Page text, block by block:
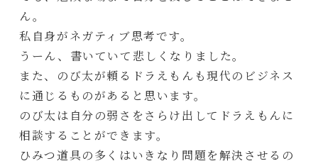
ん。
私自身がネガティブ思考です。
うーん、書いていて悲しくなりました。
また、のび太が頼るドラえもんも現代のビジネス
に通じるものがあると思います。
のび太は自分の弱さをさらけ出してドラえもんに
相談することができます。
ひみつ道具の多くはいきなり問題を解決させるの